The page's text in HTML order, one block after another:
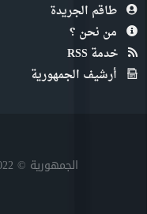
طاقم الجريدة
من نحن ؟
خدمة RSS
أرشيف الجمهورية
الجمهورية © 2022